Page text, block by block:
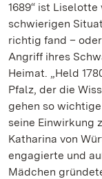
1689“ ist
schwierigen
richtig fand –
Angriff ihres
Heimat. „Held
Pfalz, der die
gehen so
seine Einwirkung
Katharina von
engagierte und
Mädchen